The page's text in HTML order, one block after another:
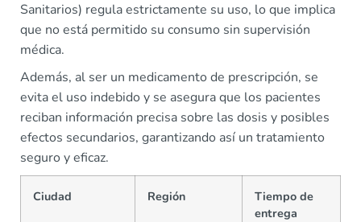
Sanitarios) regula estrictamente su uso, lo que implica
que no está permitido su consumo sin supervisión
médica.
Además, al ser un medicamento de prescripción, se
evita el uso indebido y se asegura que los pacientes
reciban información precisa sobre las dosis y posibles
efectos secundarios, garantizando así un tratamiento
seguro y eficaz.
Ciudad Región
Tiempo de
entrega